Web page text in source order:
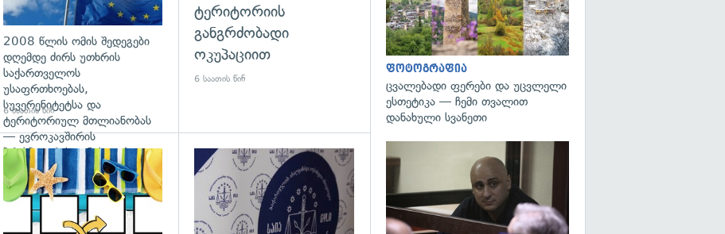
2008 წლის ომის შედეგები
დღემდე ძირს უთხრის
საქართველოს
უსაფრთხოებას,
სუვერენიტეტსა და
ტერიტორიულ მთლიანობას
— ევროკავშირის
პრესპიკერის განცხადება
6 საათის წინ
ტერიტორიის
განგრძობადი
ოკუპაციით
6 საათის წინ
გადახედვა გადახედვა
ფოტოგრაფია
ცვალებადი ფერები და უცვლელი
ესთეტიკა — ჩემი თვალით
დანახული სვანეთი